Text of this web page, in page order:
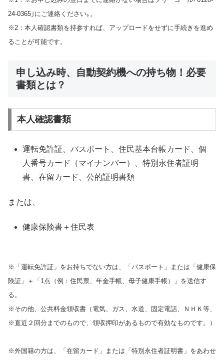
24-0365｣にご連絡ください｡。
※2：本人確認書類を持参すれば、アップロードをせずに手続きを進め
ることが可能です。
申し込み時、自動契約機への持ち物！必要
書類とは？
本人確認書類
運転免許証、パスポート、住民基本台帳カード、個
人番号カード（マイナンバー）、特別永住者証明
書、在留カード、公的証明書類
または、
健康保険書＋住民表
※「運転免許証」をお持ちでない方は、「パスポート」または「健康保
険証」＋「1点（例：住民票、年金手帳、母子健康手帳）」を送信す
る。
※その他、公共料金領収書（電気、ガス、水道、固定電話、ＮＨＫ等、
※直近２回分までのもので、領収押印があるもので有効なものです。）
※外国籍の方は、「在留カード」または「特別永住者証明書」をあわせ